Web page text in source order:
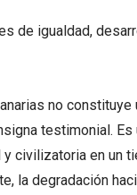
de igualdad,
no constituye
testimonial. Es
civilizatoria en un
la degradación